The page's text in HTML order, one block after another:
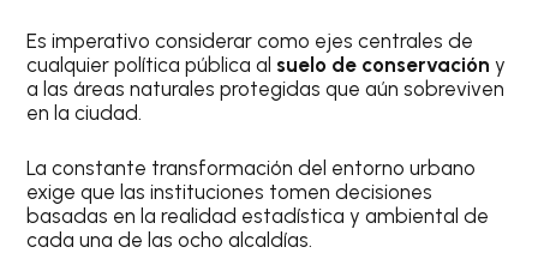
Es imperativo considerar como ejes centrales de
cualquier política pública al suelo de conservación y
a las áreas naturales protegidas que aún sobreviven
en la ciudad.
La constante transformación del entorno urbano
exige que las instituciones tomen decisiones
basadas en la realidad estadística y ambiental de
cada una de las ocho alcaldías.